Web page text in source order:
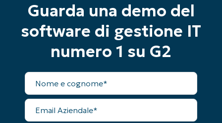
Guarda una demo del
software di gestione IT
numero 1 su G2
Nome
completo
Email
Aziendale